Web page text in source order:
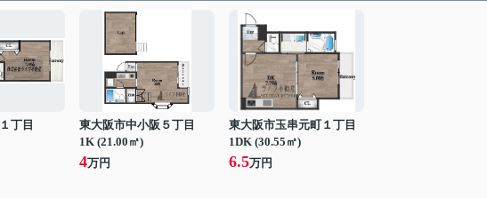
丁目
東大阪市中小阪５丁目
1K (21.00㎡)
4万円
東大阪市玉串元町１丁目
1DK (30.55㎡)
6.5万円